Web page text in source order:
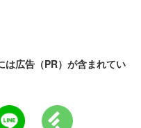
は広告（PR）が含まれてい